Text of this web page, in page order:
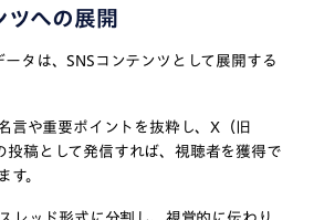
ツへの展開
タは、SNSコンテンツとして展開する
言や重要ポイントを抜粋し、X（旧
稿として発信すれば、視聴者を獲得で
す。